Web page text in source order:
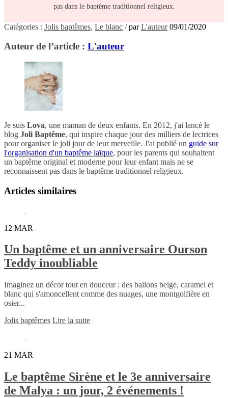
pas dans le baptême traditionnel religieux.
Catégories : Jolis baptêmes, Le blanc /parL'auteur 09/01/2020
Auteur de l’article : L'auteur
Je suis Lova, une maman de deux enfants. En 2012, j'ai lancé le
blog Joli Baptême, qui inspire chaque jour des milliers de lectrices
pour organiser le joli jour de leur merveille. J'ai publié un guide sur
l'organisation d'un baptême laïque, pour les parents qui souhaitent
un baptême original et moderne pour leur enfant mais ne se
reconnaissent pas dans le baptême traditionnel religieux.
Articles similaires
12 MAR
Un baptême et un anniversaire Ourson
Teddy inoubliable
Imaginez un décor tout en douceur : des ballons beige, caramel et
blanc qui s'amoncellent comme des nuages, une montgolfière en
osier...
Jolis baptêmes Lire la suite
21 MAR
Le baptême Sirène et le 3e anniversaire
de Malya : un jour, 2 événements !